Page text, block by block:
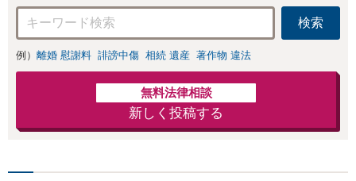
検索
例） 離婚 慰謝料 誹謗中傷 相続 遺産 著作物 違法
無料法律相談
新しく投稿する